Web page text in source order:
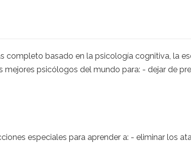
completo basado en la psicología cognitiva, la
mejores psicólogos del mundo para: - dejar de
especiales para aprender a: - eliminar los